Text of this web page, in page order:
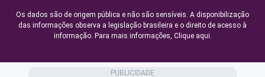
Os dados são de origem pública e não são sensíveis. A disponibilização
das informações observa a legislação brasileira e o direito de acesso à
informação. Para mais informações, Clique aqui.